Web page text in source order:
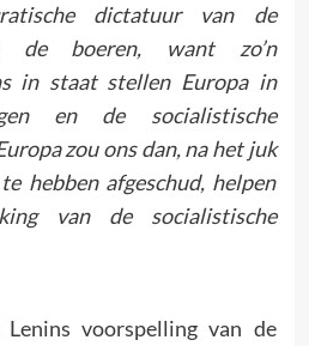
dictatuur van de
de boeren, want zo’n
in staat stellen Europa in
en de socialistische
zou ons dan, na het juk
hebben afgeschud, helpen
van de socialistische
voorspelling van de